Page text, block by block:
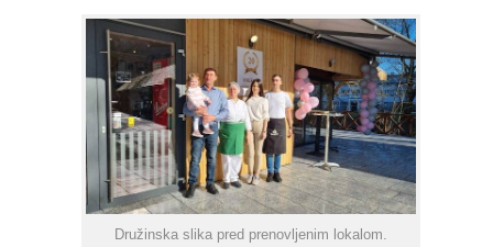
Družinska slika pred prenovljenim lokalom.